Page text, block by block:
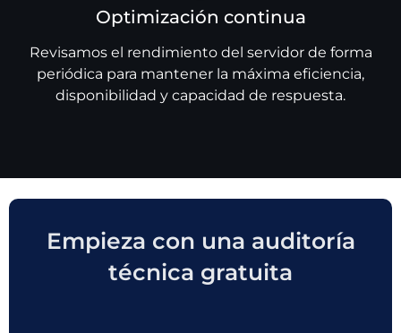
Optimización continua
Revisamos el rendimiento del servidor de forma
periódica para mantener la máxima eficiencia,
disponibilidad y capacidad de respuesta.
Empieza con una auditoría
técnica gratuita